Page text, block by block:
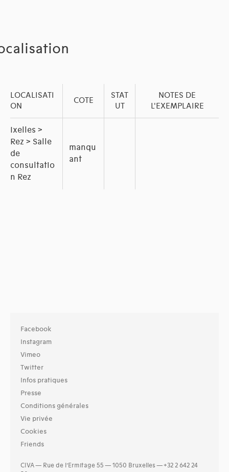
LOCALISATI
ON
COTE
STAT
UT
NOTES DE
L'EXEMPLAIRE
Ixelles >
Rez > Salle
de
consultatio
n Rez
manqu
ant
Facebook
Instagram
Vimeo
Twitter
Infos pratiques
Presse
Conditions générales
Vie privée
Cookies
Friends
CIVA — Rue de l’Ermitage 55 — 1050 Bruxelles — +32 2 642 24